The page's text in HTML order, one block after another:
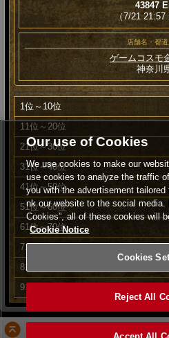
43847
（7/21 21:57
店舗名・都
ゲームコスモ
神奈川
1位～10位
11位～20位
21位～30位
31位～40位
41位～50位
51位～60位
61位～70位
71位～80位
81位～90位
91位～100位
Our use of Cookies
We use cookies to make our
use cookies to analyze the traffic
you with the advertisement
nk our website to the social media.
Cookies”, all of these cookies will
Cookie Notice
Cookies
Reject All